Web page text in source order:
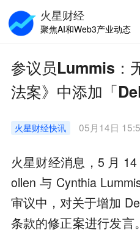
参议员Lummis：
法案》中添加「
火星财经快讯 05月14日
火星财经消息，5 月
ollen 与 Cynthia
审议中，对关于增加
条款的修正案进行发言
火星财经
聚焦AI和Web3产业动态